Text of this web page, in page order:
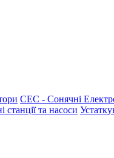
СЕС - Сонячні
станції та насоси